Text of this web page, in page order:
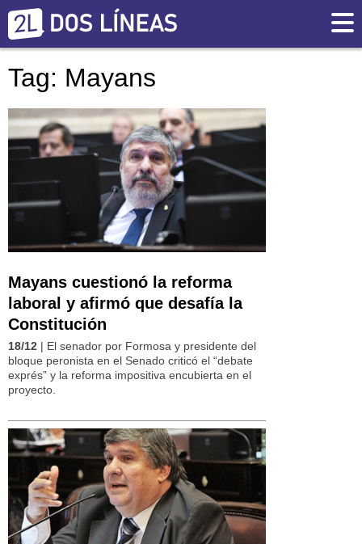
Tag: Mayans
Mayans cuestionó la reforma
laboral y afirmó que desafía la
Constitución
18/12 | El senador por Formosa y presidente del
bloque peronista en el Senado criticó el “debate
exprés” y la reforma impositiva encubierta en el
proyecto.